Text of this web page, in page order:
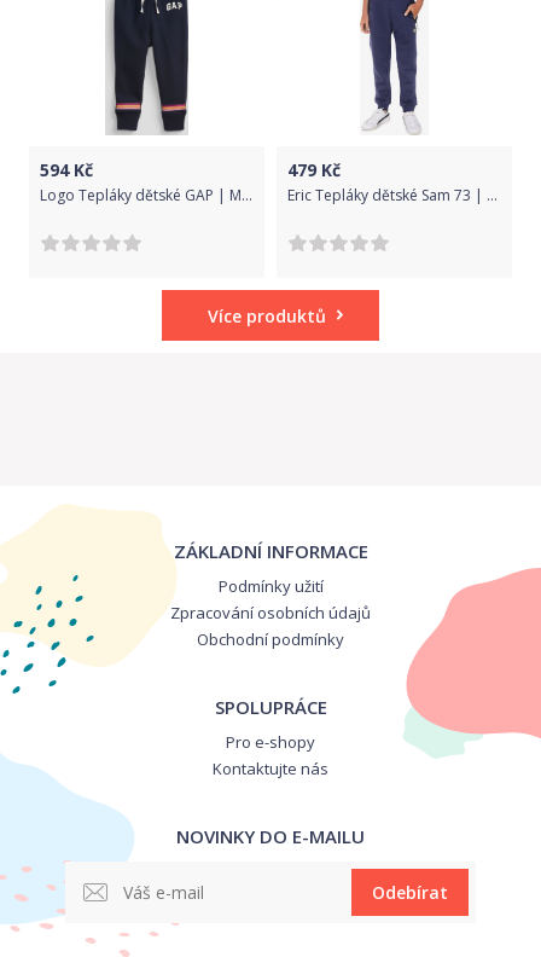
594Kč
Logo Tepláky dětské GAP | Modrá | Chlapecké | 18-24 měsíců
479 Kč
Eric Tepláky dětské Sam 73 | Modrá | Chlapecké | 164
Více produktů
ZÁKLADNÍ INFORMACE
Podmínky užití
Zpracování osobních údajů
Obchodní podmínky
SPOLUPRÁCE
Pro e-shopy
Kontaktujte nás
NOVINKY DO E-MAILU
Odebírat